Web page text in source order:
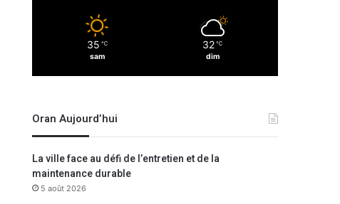
35 ℃
sam
32 ℃
dim
Oran Aujourd’hui
La ville face au défi de l’entretien et de la
maintenance durable
5 août 2026